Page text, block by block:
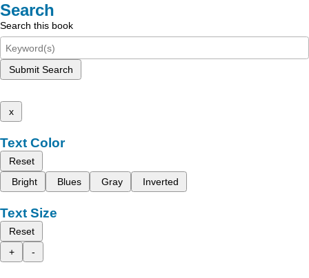
Search
Search this book
Submit Search
x
Text Color
Reset
Bright
Blues Gray Inverted
Text Size
Reset
+
-